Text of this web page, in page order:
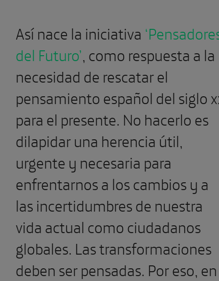
Así nace la iniciativa
del Futuro’, como respuesta a la
necesidad de rescatar el
pensamiento español del siglo
para el presente. No hacerlo es
dilapidar una herencia útil,
urgente y necesaria para
enfrentarnos a los cambios y a
las incertidumbres de nuestra
vida actual como ciudadanos
globales. Las transformaciones
deben ser pensadas. Por eso, en